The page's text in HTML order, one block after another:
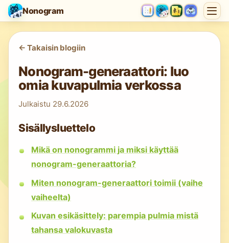
Nonogram
<- Takaisin blogiin
Nonogram-generaattori: luo
omia kuvapulmia verkossa
Julkaistu 29.6.2026
Sisällysluettelo
Mikä on nonogrammi ja miksi käyttää
nonogram-generaattoria?
Miten nonogram-generaattori toimii (vaihe
vaiheelta)
Kuvan esikäsittely: parempia pulmia mistä
tahansa valokuvasta